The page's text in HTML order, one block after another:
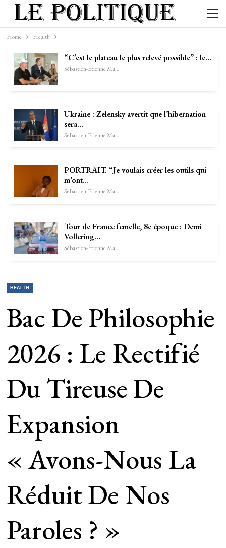
Home Health
“C’est le plateau le plus relevé possible” : le…
Sébastien-Étienne Marechal
Ukraine : Zelensky avertit que l’hibernation
sera…
Sébastien-Étienne Marechal
PORTRAIT. “Je voulais créer les outils qui
m’ont…
Sébastien-Étienne Marechal
Tour de France femelle, 8e époque : Demi
Vollering…
Sébastien-Étienne Marechal
HEALTH
Bac De Philosophie
2026 : Le Rectifié
Du Tireuse De
Expansion
« Avons-Nous La
Réduit De Nos
Paroles ? »